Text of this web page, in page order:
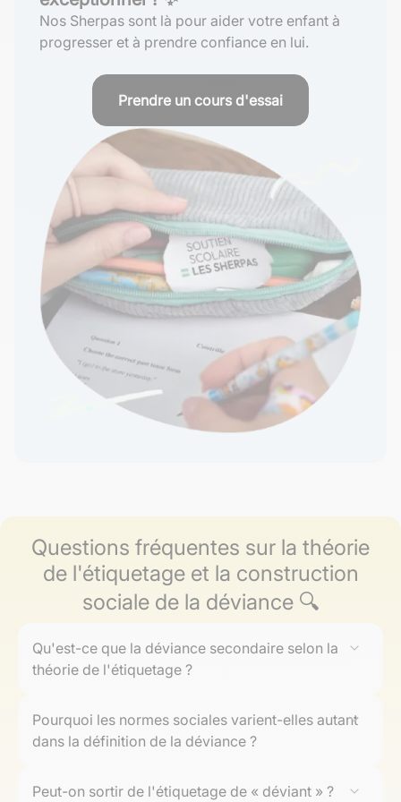
Nos Sherpas sont là pour aider votre enfant à
progresser et à prendre confiance en lui.
Prendre un cours d'essai
Questions fréquentes sur la théorie
de l'étiquetage et la construction
sociale de la déviance 🔍
Qu'est-ce que la déviance secondaire selon la
théorie de l'étiquetage ?
personne, après avoir reçu une étiquette de déviant
adopte durablement cette identité. L'individu agit alors
nouveaux comportements considérés comme
Pourquoi les normes sociales varient-elles autant
dans la définition de la déviance ?
Peut-on sortir de l'étiquetage de « déviant » ?